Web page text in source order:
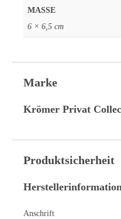
MASSE
6 × 6,5 cm
Marke
Krömer Privat
Produktsicherheit
Anschrift